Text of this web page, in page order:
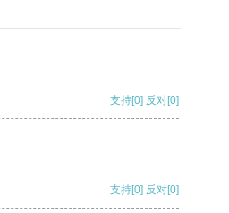
支持[0] 反对[0]
支持[0] 反对[0]